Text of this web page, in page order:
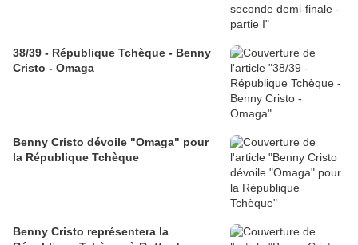
38/39 - République Tchèque - Benny
Cristo - Omaga
Benny Cristo dévoile "Omaga" pour
la République Tchèque
Benny Cristo représentera la